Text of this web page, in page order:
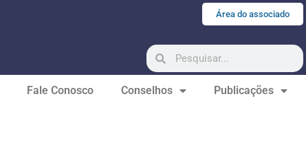
Área do associado
Fale Conosco Conselhos Publicações